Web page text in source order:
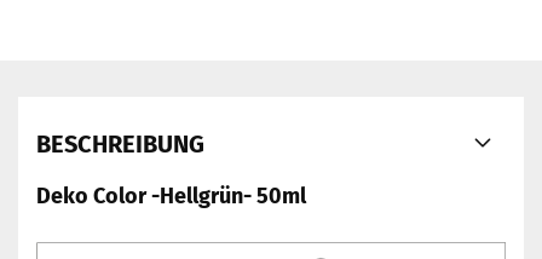
BESCHREIBUNG
Deko Color -Hellgrün- 50ml